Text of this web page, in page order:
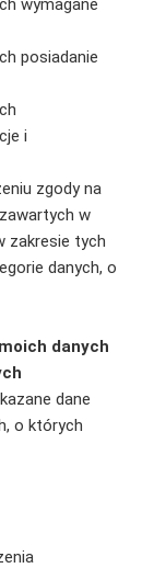
wymagane
posiadanie
i
zgody na
w
zakresie tych
danych, o
danych
dane
o których